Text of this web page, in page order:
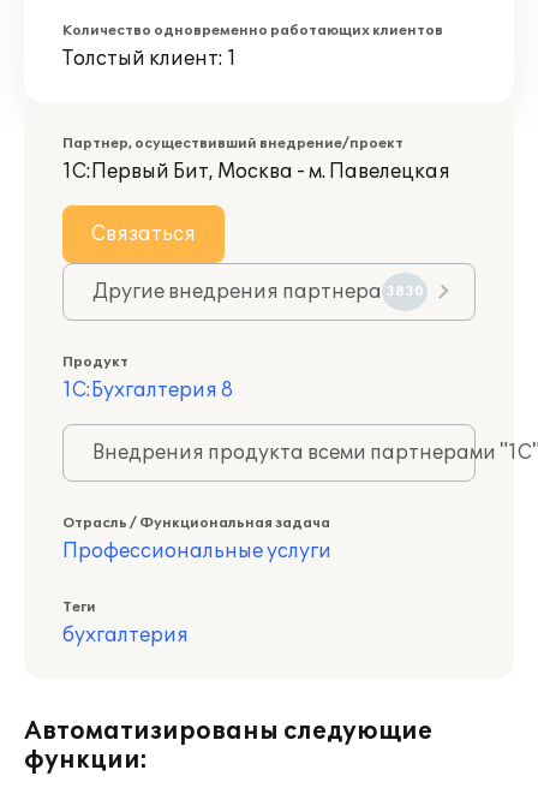
Количество одновременно работающих клиентов
Толстый клиент: 1
Партнер, осуществивший внедрение/проект
1С:Первый Бит, Москва - м. Павелецкая
Связаться
Другие внедрения партнера 3830
Продукт
1С:Бухгалтерия 8
Внедрения продукта всеми партнерами
Отрасль / Функциональная задача
Профессиональные услуги
Теги
бухгалтерия
Автоматизированы следующие
функции: